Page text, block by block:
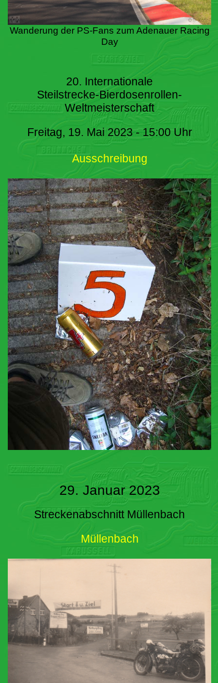
Wanderung der PS-Fans zum Adenauer Racing
Day
20. Internationale
Steilstrecke-Bierdosenrollen-
Weltmeisterschaft
Freitag, 19. Mai 2023 - 15:00 Uhr
Ausschreibung
29. Januar 2023
Streckenabschnitt Müllenbach
Müllenbach